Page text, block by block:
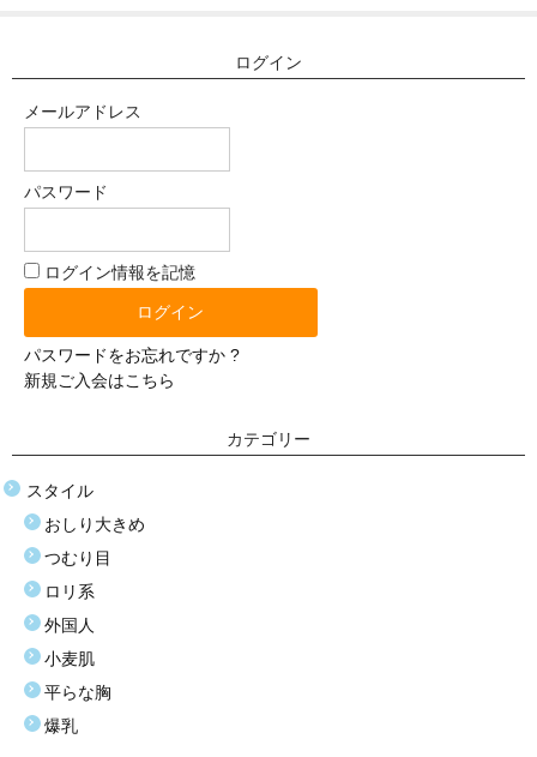
10-20kg
31-40kg
41-50kg
材質選択
ぬいぐるみ（布）
塩化ビニール（プラスティック）
価格選択
3万円以下
3万〜8万円
ログイン
メールアドレス
パスワード
ログイン情報を記憶
パスワードをお忘れですか ?
新規ご入会はこちら
カテゴリー
スタイル
おしり大きめ
つむり目
ロリ系
外国人
小麦肌
平らな胸
爆乳